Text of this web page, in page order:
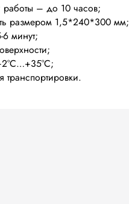
– до 10 часов;
размером 1,5*240*300 мм;
минут;
°С…+35°С;
транспортировки.